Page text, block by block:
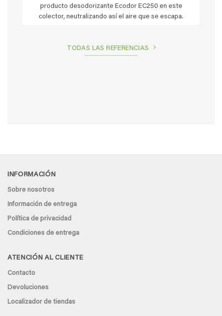
producto desodorizante Ecodor EC250 en este
colector, neutralizando así el aire que se escapa.
TODAS LAS REFERENCIAS
INFORMACIÓN
Sobre nosotros
Información de entrega
Política de privacidad
Condiciones de entrega
ATENCIÓN AL CLIENTE
Contacto
Devoluciones
Localizador de tiendas